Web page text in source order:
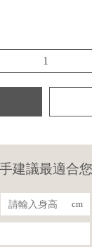
建議最適合
cm